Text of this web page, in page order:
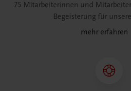
75 Mitarbeiterinnen und
Begeisterung für
mehr erfahren